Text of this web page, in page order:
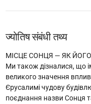
ज्योतिष संबंधी तथ्य
МІСЦЕ СОНЦЯ — ЯК
Ми також дізналися, що
великого значення
Єрусалимі чудову
поєднання назви Сонця